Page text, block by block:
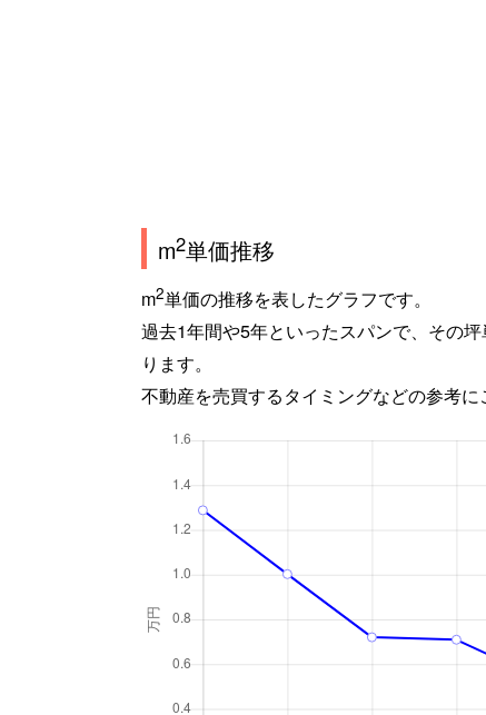
m2単価推移
m2単価の推移を表したグラフです。
過去1年間や5年といったスパンで、その
ります。
不動産を売買するタイミングなどの参考に